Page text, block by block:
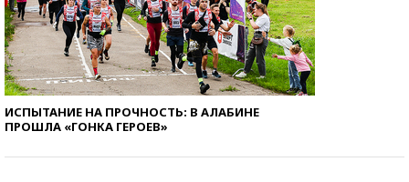
ИСПЫТАНИЕ НА ПРОЧНОСТЬ: В АЛАБИНЕ
ПРОШЛА «ГОНКА ГЕРОЕВ»